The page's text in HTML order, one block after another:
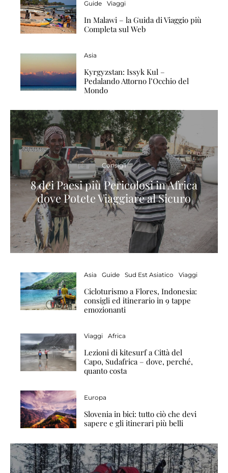
Guide Viaggi
In Malawi – la Guida di Viaggio più
Completa sul Web
Asia
Kyrgyzstan: Issyk Kul –
Pedalando Attorno l’Occhio del
Mondo
Consigli
8 dei Paesi più Pericolosi in Africa
dove Potete Viaggiare al Sicuro
Asia Guide Sud Est Asiatico Viaggi
Cicloturismo a Flores, Indonesia:
consigli ed itinerario in 9 tappe
emozionanti
Viaggi Africa
Lezioni di kitesurf a Città del
Capo, Sudafrica – dove, perché,
quanto costa
Europa
Slovenia in bici: tutto ciò che devi
sapere e gli itinerari più belli